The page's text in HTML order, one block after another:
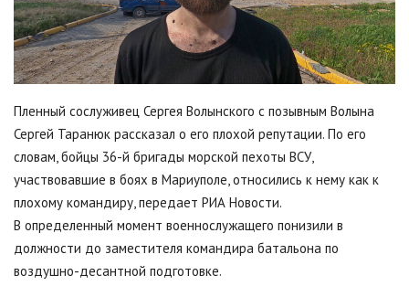
Пленный сослуживец Сергея Волынского с позывным Волына
Сергей Таранюк рассказал о его плохой репутации. По его
словам, бойцы 36-й бригады морской пехоты ВСУ,
участвовавшие в боях в Мариуполе, относились к нему как к
плохому командиру, передает РИА Новости.
В определенный момент военнослужащего понизили в
должности до заместителя командира батальона по
воздушно-десантной подготовке.